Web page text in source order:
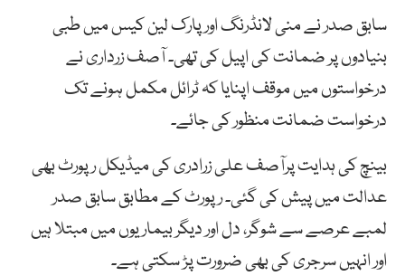
سابق صدر نے منی لانڈرنگ اور پارک لین کیس میں طبی
بنیادوں پر ضمانت کی اپیل کی تھی۔ آصف زرداری نے
درخواستوں میں موقف اپنایا کہ ٹرائل مکمل ہونے تک
درخواست ضمانت منظور کی جائے۔
بینچ کی ہدایت پرآصف علی زرادری کی میڈیکل رپورٹ بھی
عدالت میں پیش کی گئی۔ رپورٹ کے مطابق سابق صدر
لمبے عرصے سے شوگر، دل اور دیگر بیماریوں میں مبتلا ہیں
اور انہیں سرجری کی بھی ضرورت پڑ سکتی ہے۔